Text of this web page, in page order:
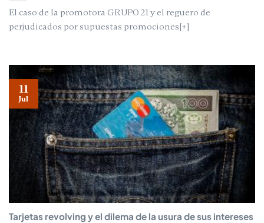
El caso de la promotora GRUPO 21 y el reguero de
perjudicados por supuestas promociones[+]
Tarjetas revolving y el dilema de la usura de sus intereses
11
Jul